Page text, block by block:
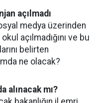
açılmadı
medya üzerinden
açılmadığını ve bu
belirten
ne olacak?
alınacak mı?